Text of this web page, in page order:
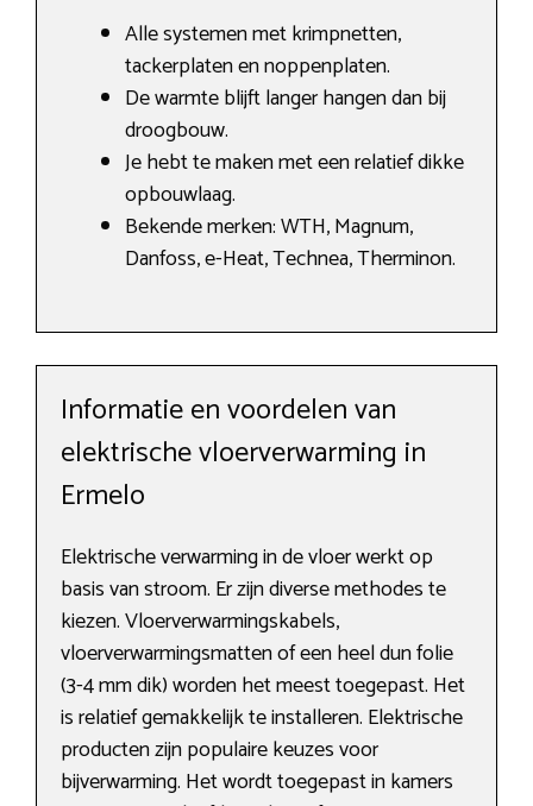
Alle systemen met krimpnetten,
tackerplaten en noppenplaten.
De warmte blijft langer hangen dan bij
droogbouw.
Je hebt te maken met een relatief dikke
opbouwlaag.
Bekende merken: WTH, Magnum,
Danfoss, e-Heat, Technea, Therminon.
Informatie en voordelen van
elektrische vloerverwarming in
Ermelo
Elektrische verwarming in de vloer werkt op
basis van stroom. Er zijn diverse methodes te
kiezen. Vloerverwarmingskabels,
vloerverwarmingsmatten of een heel dun folie
(3-4 mm dik) worden het meest toegepast. Het
is relatief gemakkelijk te installeren. Elektrische
producten zijn populaire keuzes voor
bijverwarming. Het wordt toegepast in kamers